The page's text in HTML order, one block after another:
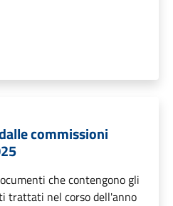
commissioni
che contengono gli
trattati nel corso dell'anno